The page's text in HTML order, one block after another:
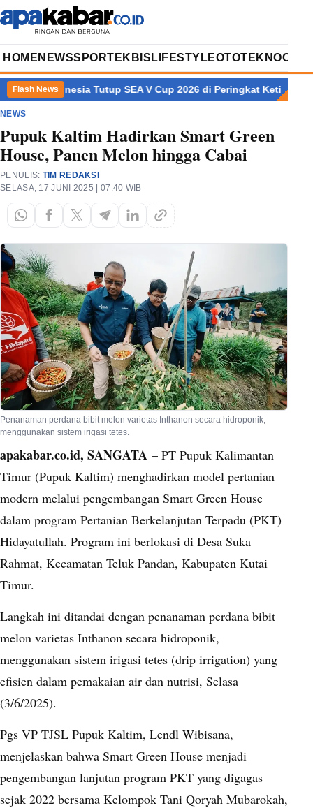
HOME NEWSSPORT EKBIS LIFESTYLEOTOTEKNOOPINI
Flash News
Indonesia Tutup SEA V Cup 2026 di Peringkat Ketiga,
NEWS
Pupuk Kaltim Hadirkan Smart Green
House, Panen Melon hingga Cabai
PENULIS: TIM REDAKSI
SELASA, 17 JUNI 2025 | 07:40 WIB
Penanaman perdana bibit melon varietas Inthanon secara hidroponik,
menggunakan sistem irigasi tetes.
apakabar.co.id, SANGATA – PT Pupuk Kalimantan
Timur (Pupuk Kaltim) menghadirkan model pertanian
modern melalui pengembangan Smart Green House
dalam program Pertanian Berkelanjutan Terpadu (PKT)
Hidayatullah. Program ini berlokasi di Desa Suka
Rahmat, Kecamatan Teluk Pandan, Kabupaten Kutai
Timur.
Langkah ini ditandai dengan penanaman perdana bibit
melon varietas Inthanon secara hidroponik,
menggunakan sistem irigasi tetes (drip irrigation) yang
efisien dalam pemakaian air dan nutrisi, Selasa
(3/6/2025).
Pgs VP TJSL Pupuk Kaltim, Lendl Wibisana,
menjelaskan bahwa Smart Green House menjadi
pengembangan lanjutan program PKT yang digagas
sejak 2022 bersama Kelompok Tani Qoryah Mubarokah,